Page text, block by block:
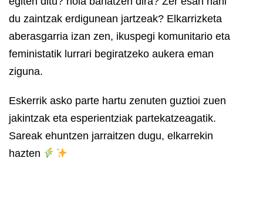
du zaintzak erdigunean jartzeak? Elkarrizketa
aberasgarria izan zen, ikuspegi komunitario eta
feministatik lurrari begiratzeko aukera eman
ziguna.
Eskerrik asko parte hartu zenuten guztioi zuen
jakintzak eta esperientziak partekatzeagatik.
Sareak ehuntzen jarraitzen dugu, elkarrekin
hazten